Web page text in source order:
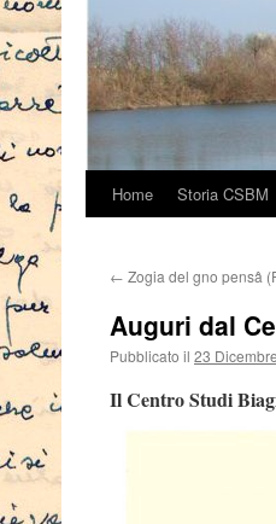
Vai
contenuto
Home Storia CSBM
← Zogia del gno pensâ
Auguri dal
Pubblicato il 23
IlCentro Studi